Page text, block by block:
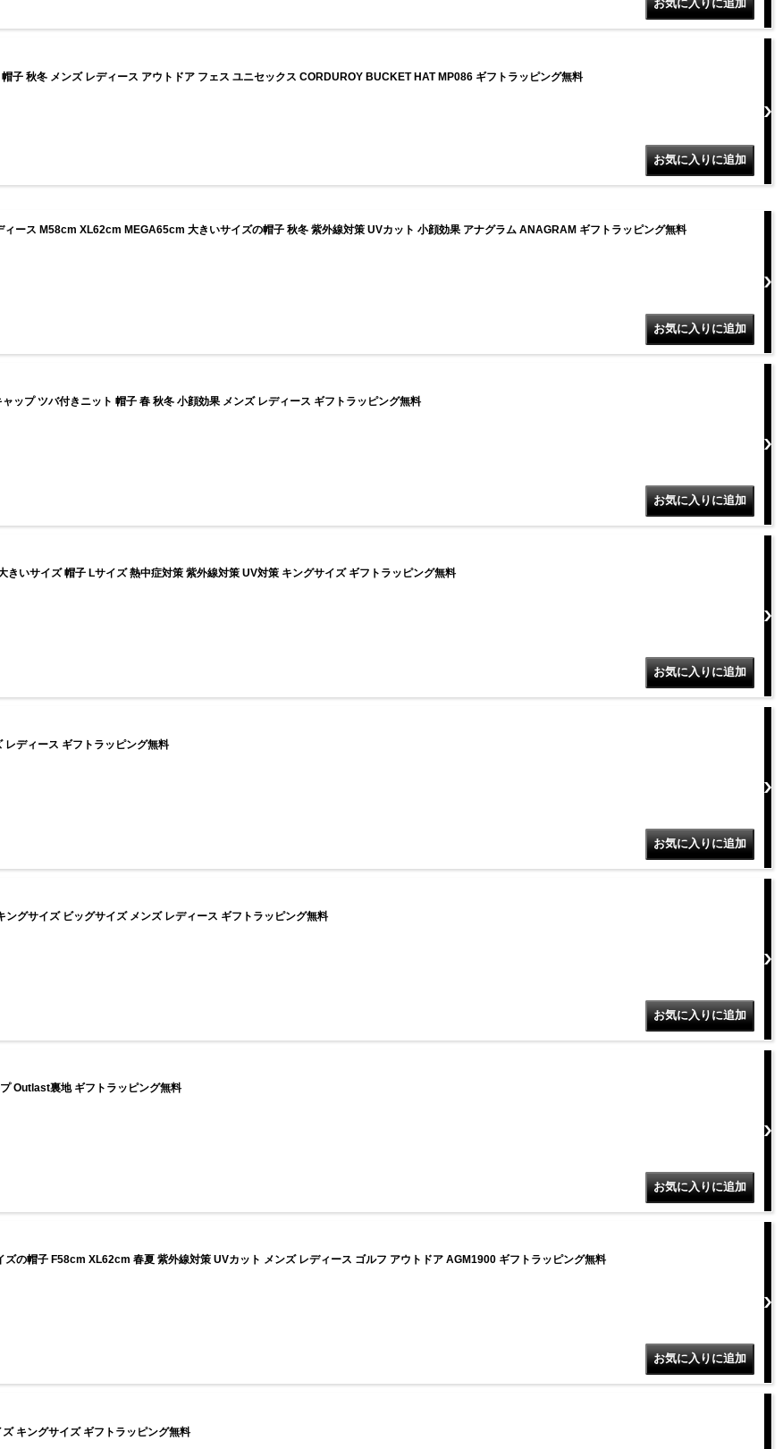
秋冬 メンズ レディース アウトドア フェス ユニセックス CORDUROY BUCKET HAT MP086 ギフトラッピング無料
ース M58cm XL62cm MEGA65cm 大きいサイズの帽子 秋冬 紫外線対策 UVカット 小顔効果 アナグラム ANAGRAM ギフトラッピング無料
プ ツバ付きニット 帽子 春 秋冬 小顔効果 メンズ レディース ギフトラッピング無料
いサイズ 帽子 Lサイズ 熱中症対策 紫外線対策 UV対策 キングサイズ ギフトラッピング無料
ディース ギフトラッピング無料
グサイズ ビッグサイズ メンズ レディース ギフトラッピング無料
Outlast裏地 ギフトラッピング無料
の帽子 F58cm XL62cm 春夏 紫外線対策 UVカット メンズ レディース ゴルフ アウトドア AGM1900 ギフトラッピング無料
キングサイズ ギフトラッピング無料